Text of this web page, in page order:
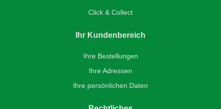
Click & Collect
Ihr Kundenbereich
Ihre Bestellungen
Ihre Adressen
Ihre persönlichen Daten